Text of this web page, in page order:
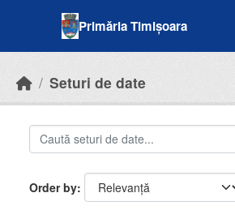
Primăria Timișoara
Seturi de date
Order by